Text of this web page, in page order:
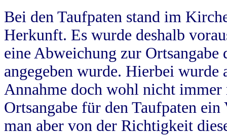
Bei den Taufpaten stand im
Herkunft. Es wurde deshalb
eine Abweichung zur
angegeben wurde. Hierbei wurde
Annahme doch wohl nicht
Ortsangabe für den Taufpaten
man aber von der Richtigkeit